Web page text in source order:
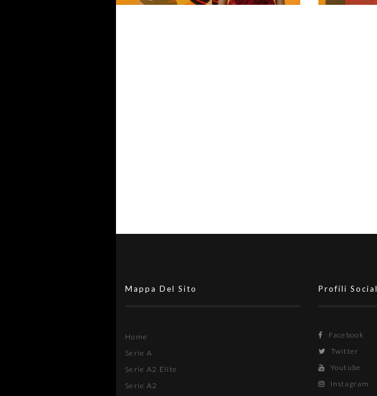
Mappa Del Sito
Home
Serie A
Serie A2 Élite
Serie A2
Profili Social
Facebook
Twitter
Youtube
Instagram